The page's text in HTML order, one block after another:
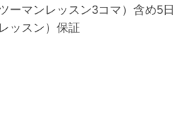
ーマンレッスン3コマ）含め5日
ッスン）保証